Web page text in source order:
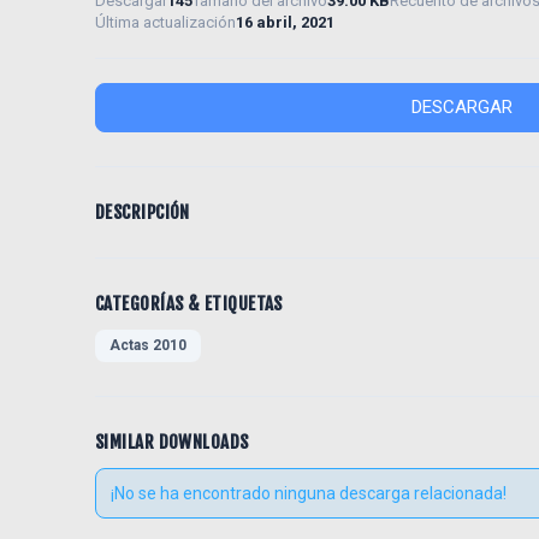
Última actualización16 abril, 2021
DESCARGAR
DESCRIPCIÓN
CATEGORÍAS & ETIQUETAS
Actas 2010
SIMILAR DOWNLOADS
¡No se ha encontrado ninguna descarga relacionada!